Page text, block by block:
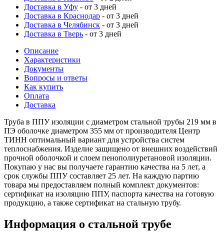
Доставка в Уфу - от 3 дней
Доставка в Краснодар - от 3 дней
Доставка в Челябинск - от 3 дней
Доставка в Тверь - от 3 дней
Описание
Характеристики
Документы
Вопросы и ответы
Как купить
Оплата
Доставка
Труба в ППУ изоляции с диаметром стальной трубы 219 мм в
ПЭ оболочке диаметром 355 мм от производителя Центр
ТИНН оптимальный вариант для устройства систем
теплоснабжения. Изделие защищено от внешних воздействий
прочной оболочкой и слоем пенополиуретановой изоляции.
Покупаю у нас вы получаете гарантию качества на 5 лет, а
срок службы ППУ составляет 25 лет. На каждую партию
товара мы предоставляем полный комплект документов:
сертификат на изоляцию ППУ, паспорта качества на готовую
продукцию, а также сертификат на стальную трубу.
Информация о стальной трубе